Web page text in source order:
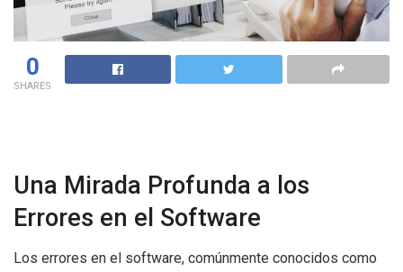
0
SHARES
Una Mirada Profunda a los
Errores en el Software
Los errores en el software, comúnmente conocidos como